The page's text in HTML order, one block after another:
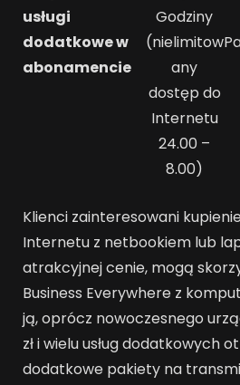
usługi
dodatkowe w
abonamencie
Godziny
(nielimitow
any
dostęp do
Internetu
24.00 –
8.00)
Klienci zainteresowani
Internetu z netbookiem lub
atrakcyjnej cenie, mogą
Business Everywhere z
ją, oprócz nowoczesnego
zł i wielu usług dodatkowych
dodatkowe pakiety na